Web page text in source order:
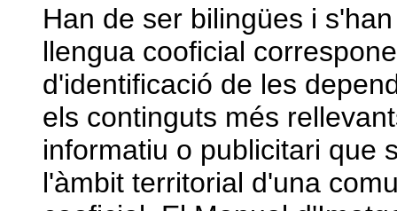
Han de ser bilingües i
llengua cooficial
d'identificació de les
els continguts més
informatiu o publicitari que
l'àmbit territorial d'una